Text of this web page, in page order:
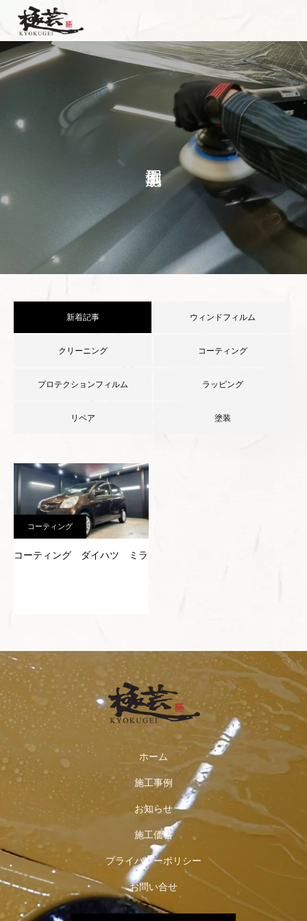
新着記事 ウィンドフィルム
クリーニング コーティング
プロテクションフィルム ラッピング
リペア 塗装
コーティング
コーティング ダイハツ ミラ
ホーム
施工事例
お知らせ
施工価格
プライバシーポリシー
お問い合せ